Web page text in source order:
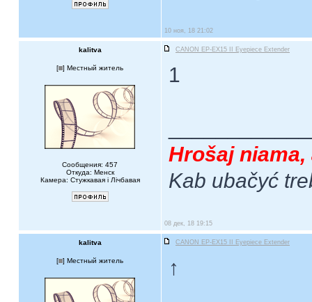
10 ноя, 18 21:02
kalitva CANON EP-EX15 II Eyepiece Extender
[ ] Местный житель
Сообщения: 457
Откуда: Менск
Камера: Стужкавая i Лічбавая
1
Hrošaj
Kab ubačyć
08 дек, 18 19:15
kalitva CANON EP-EX15 II Eyepiece Extender
[ ] Местный житель ↑